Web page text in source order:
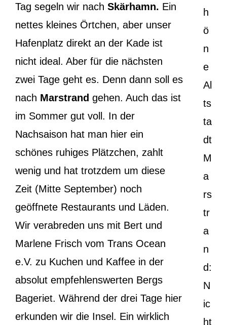
h
ö
n
e
Al
ts
ta
dt
M
a
rs
tr
a
n
d:
N
ic
ht
Tag segeln wir nach Skärhamn. Ein
nettes kleines Örtchen, aber unser
Hafenplatz direkt an der Kade ist
nicht ideal. Aber für die nächsten
zwei Tage geht es. Denn dann soll es
nach Marstrand gehen. Auch das ist
im Sommer gut voll. In der
Nachsaison hat man hier ein
schönes ruhiges Plätzchen, zahlt
wenig und hat trotzdem um diese
Zeit (Mitte September) noch
geöffnete Restaurants und Läden.
Wir verabreden uns mit Bert und
Marlene Frisch vom Trans Ocean
e.V. zu Kuchen und Kaffee in der
absolut empfehlenswerten Bergs
Bageriet. Während der drei Tage hier
erkunden wir die Insel. Ein wirklich